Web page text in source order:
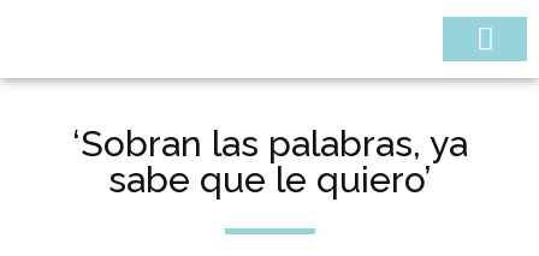
‘Sobran las palabras, ya
sabe que le quiero’